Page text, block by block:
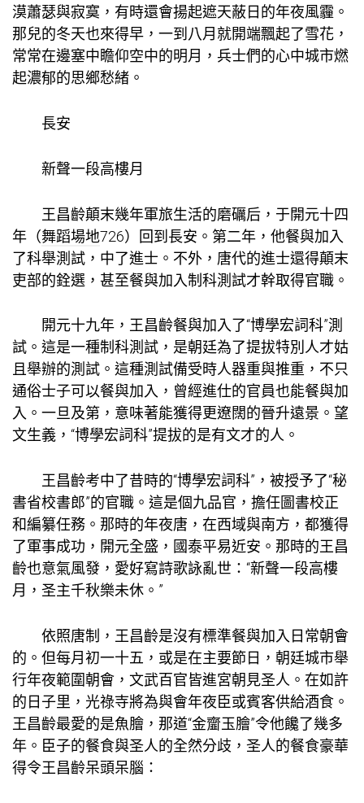
漠蕭瑟與寂寞，有時還會揚起遮天蔽日的年夜風霾。
那兒的冬天也來得早，一到八月就開端飄起了雪花，
常常在邊塞中瞻仰空中的明月，兵士們的心中城市燃
起濃郁的思鄉愁緒。
長安
新聲一段高樓月
王昌齡顛末幾年軍旅生活的磨礪后，于開元十四
年（舞蹈場地726）回到長安。第二年，他餐與加入
了科舉測試，中了進士。不外，唐代的進士還得顛末
吏部的銓選，甚至餐與加入制科測試才幹取得官職。
開元十九年，王昌齡餐與加入了“博學宏詞科”測
試。這是一種制科測試，是朝廷為了提拔特別人才姑
且舉辦的測試。這種測試備受時人器重與推重，不只
通俗士子可以餐與加入，曾經進仕的官員也能餐與加
入。一旦及第，意味著能獲得更遼闊的晉升遠景。望
文生義，“博學宏詞科”提拔的是有文才的人。
王昌齡考中了昔時的“博學宏詞科”，被授予了“秘
書省校書郎”的官職。這是個九品官，擔任圖書校正
和編纂任務。那時的年夜唐，在西域與南方，都獲得
了軍事成功，開元全盛，國泰平易近安。那時的王昌
齡也意氣風發，愛好寫詩歌詠亂世：“新聲一段高樓
月，圣主千秋樂未休。”
依照唐制，王昌齡是沒有標準餐與加入日常朝會
的。但每月初一十五，或是在主要節日，朝廷城市舉
行年夜範圍朝會，文武百官皆進宮朝見圣人。在如許
的日子里，光祿寺將為與會年夜臣或賓客供給酒食。
王昌齡最愛的是魚膾，那道“金齏玉膾”令他饞了幾多
年。臣子的餐食與圣人的全然分歧，圣人的餐食豪華
得令王昌齡呆頭呆腦：